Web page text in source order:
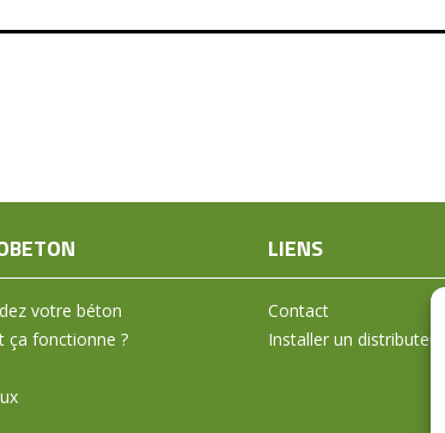
votre béton
ça fonctionne ?
LIENS
Contact
Installer un distributeur